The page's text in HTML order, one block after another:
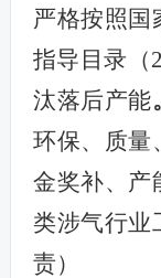
严格按照国
指导目录（
汰落后产能
环保、质量
金奖补、产
类涉气行业
责）